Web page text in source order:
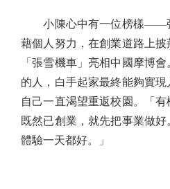
小陳心中有一位榜樣——
藉個人努力，在創業道路上
「張雪機車」亮相中國摩博
的人，白手起家最終能夠實現
自己一直渴望重返校園。「
既然已創業，就先把事業做
體驗一天都好。」